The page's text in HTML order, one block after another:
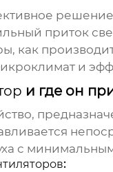
приток
как
и
и где он
с
: